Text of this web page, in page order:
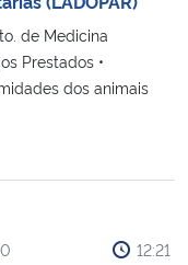
de Medicina
Prestados •
dos animais
12:21